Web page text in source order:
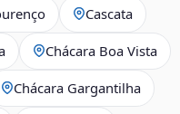
Cascata
Chácara Boa Vista
Chácara Gargantilha